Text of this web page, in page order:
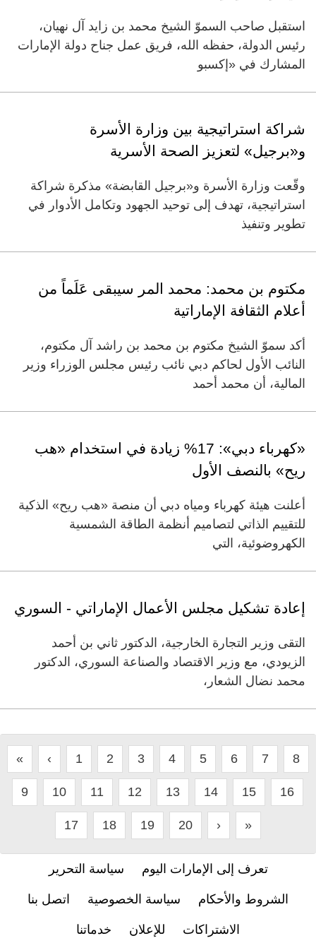
استقبل صاحب السموّ الشيخ محمد بن زايد آل نهيان،
رئيس الدولة، حفظه الله، فريق عمل جناح دولة الإمارات
المشارك في «إكسبو
شراكة استراتيجية بين وزارة الأسرة
و«برجيل» لتعزيز الصحة الأسرية
وقّعت وزارة الأسرة و«برجيل القابضة» مذكرة شراكة
استراتيجية، تهدف إلى توحيد الجهود وتكامل الأدوار في
تطوير وتنفيذ
مكتوم بن محمد: محمد المر سيبقى عَلَماً من
أعلام الثقافة الإماراتية
أكد سموّ الشيخ مكتوم بن محمد بن راشد آل مكتوم،
النائب الأول لحاكم دبي نائب رئيس مجلس الوزراء وزير
المالية، أن محمد أحمد
«كهرباء دبي»: 17% زيادة في استخدام «هب
ريح» بالنصف الأول
أعلنت هيئة كهرباء ومياه دبي أن منصة «هب ريح» الذكية
للتقييم الذاتي لتصاميم أنظمة الطاقة الشمسية
الكهروضوئية، التي
إعادة تشكيل مجلس الأعمال الإماراتي - السوري
التقى وزير التجارة الخارجية، الدكتور ثاني بن أحمد
الزيودي، مع وزير الاقتصاد والصناعة السوري، الدكتور
محمد نضال الشعار،
« ‹ 1 2 3 4 5 6 7 8
9 10 11 12 13 14 15 16
17 18 19 20 › »
تعرف إلى الإمارات اليوم سياسة التحرير
الشروط والأحكام سياسة الخصوصية اتصل بنا
الاشتراكات للإعلان خدماتنا